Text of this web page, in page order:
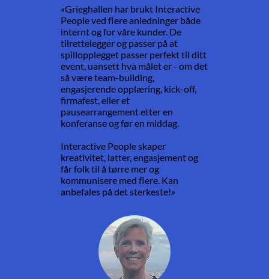
«Grieghallen har brukt Interactive
People ved flere anledninger både
internt og for våre kunder. De
tilrettelegger og passer på at
spillopplegget passer perfekt til ditt
event, uansett hva målet er - om det
så være team-building,
engasjerende opplæring, kick-off,
firmafest, eller et
pausearrangement etter en
konferanse og før en middag.
Interactive People skaper
kreativitet, latter, engasjement og
får folk til å tørre mer og
kommunisere med flere. Kan
anbefales på det sterkeste!»